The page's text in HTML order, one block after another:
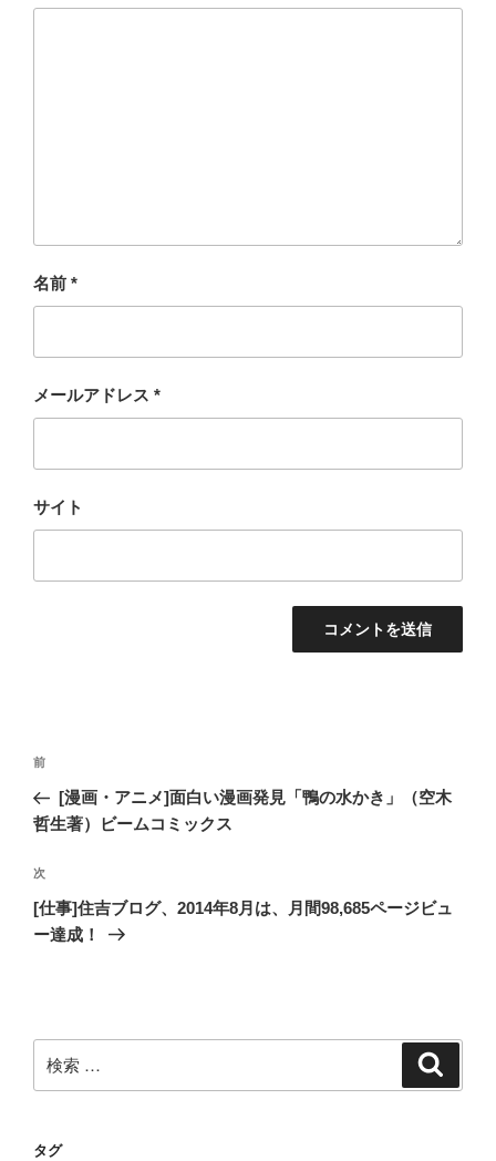
名前 *
メールアドレス *
サイト
投
ナ
ゲ
ー
シ
過
去
の
稿
前
[漫画・アニメ]面白い漫画発見「鴨の水かき」（空木
哲生著）ビームコミックス
次
の
投
次
[仕事]住吉ブログ、2014年8月は、月間98,685ページビュ
ー達成！
索:
タグ